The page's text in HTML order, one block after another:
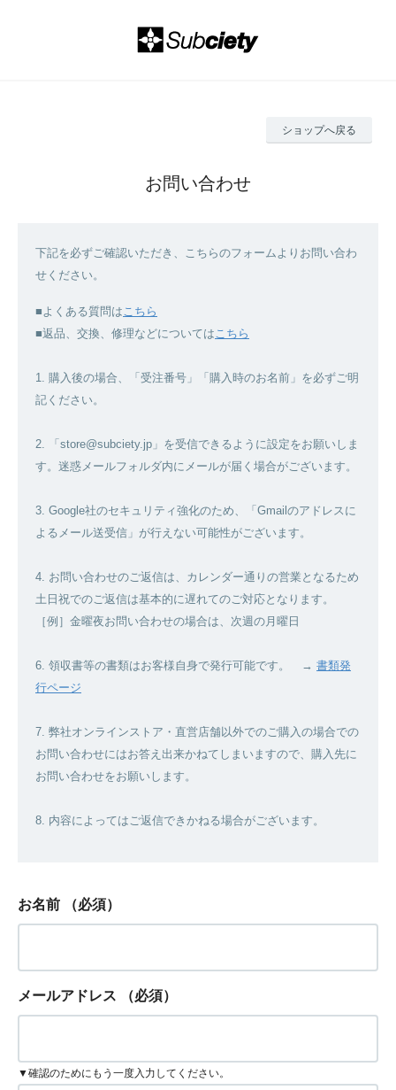
ショップへ戻る
お問い合わせ
下記を必ずご確認いただき、こちらのフォームよりお問い合わ
せください。
■よくある質問はこちら
■返品、交換、修理などについてはこちら
1. 購入後の場合、「受注番号」「購入時のお名前」を必ずご明
記ください。
2. 「store@subciety.jp」を受信できるように設定をお願いしま
す。迷惑メールフォルダ内にメールが届く場合がございます。
3. Google社のセキュリティ強化のため、「Gmailのアドレスに
よるメール送受信」が行えない可能性がございます。
4. お問い合わせのご返信は、カレンダー通りの営業となるため
土日祝でのご返信は基本的に遅れてのご対応となります。
［例］金曜夜お問い合わせの場合は、次週の月曜日
6. 領収書等の書類はお客様自身で発行可能です。 → 書類発
行ページ
7. 弊社オンラインストア・直営店舗以外でのご購入の場合での
お問い合わせにはお答え出来かねてしまいますので、購入先に
お問い合わせをお願いします。
8. 内容によってはご返信できかねる場合がございます。
お名前 （必須）
メールアドレス （必須）
▼確認のためにもう一度入力してください。